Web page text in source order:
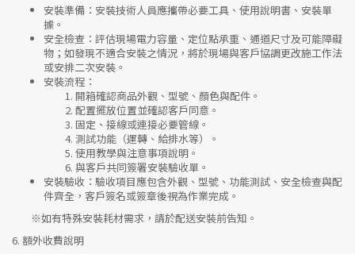
安裝準備 ：安裝技術人員應攜帶必要工具、使用說明書、安裝單
據。
安全檢查 ：評估現場電力容量、定位點承重、通道尺寸及可能障礙
物；如發現不適合安裝之情況，將於現場與客戶協調更改施工作法
或安排二次安裝。
安裝流程 ：
開箱確認商品外觀、型號、顏色與配件。
配置擺放位置並確認客戶同意。
固定、接線或連接必要管線。
測試功能（運轉、給排水等）。
使用教學與注意事項說明。
與客戶共同簽署安裝驗收單。
安裝驗收 ：驗收項目應包含外觀、型號、功能測試、安全檢查與配
件齊全，客戶簽名或簽章後視為作業完成。
※如有特殊安裝耗材需求，請於配送安裝前告知。
6. 額外收費說明